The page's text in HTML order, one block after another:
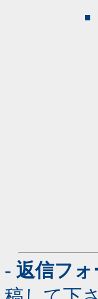
- 返信フォ